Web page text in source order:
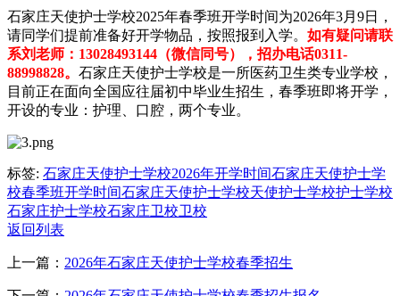
石家庄天使护士学校2025年春季班开学时间为2026年3月9日，
请同学们提前准备好开学物品，按照报到入学。 如有疑问请联
系刘老师：13028493144（微信同号），招办电话0311-
88998828。 石家庄天使护士学校是一所医药卫生类专业学校，
目前正在面向全国应往届初中毕业生招生，春季班即将开学，
开设的专业：护理、口腔，两个专业。
标签: 石家庄天使护士学校2026年开学时间石家庄天使护士学
校春季班开学时间石家庄天使护士学校天使护士学校护士学校
石家庄护士学校石家庄卫校卫校
返回列表
上一篇： 2026年石家庄天使护士学校春季招生